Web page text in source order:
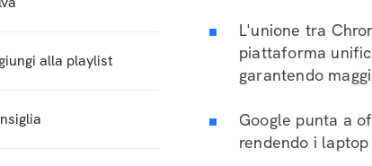
L'unione tra
piattaforma
garantendo
Google punta a
rendendo i